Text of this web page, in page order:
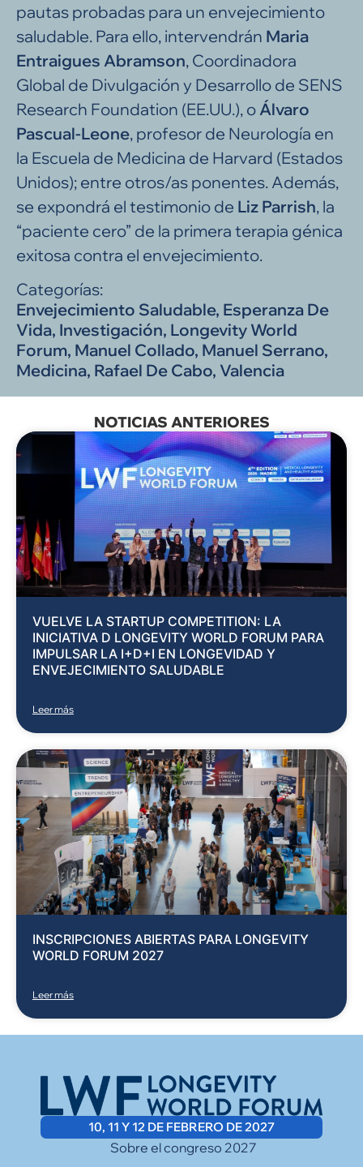
pautas probadas para un envejecimiento
saludable. Para ello, intervendrán Maria
Entraigues Abramson, Coordinadora
Global de Divulgación y Desarrollo de SENS
Research Foundation (EE.UU.), o Álvaro
Pascual-Leone, profesor de Neurología en
la Escuela de Medicina de Harvard (Estados
Unidos); entre otros/as ponentes. Además,
se expondrá el testimonio de Liz Parrish, la
“paciente cero” de la primera terapia génica
exitosa contra el envejecimiento.
Categorías:
Envejecimiento Saludable, Esperanza De
Vida, Investigación, Longevity World
Forum, Manuel Collado, Manuel Serrano,
Medicina, Rafael De Cabo, Valencia
NOTICIAS ANTERIORES
VUELVE LA STARTUP COMPETITION: LA
INICIATIVA D LONGEVITY WORLD FORUM PARA
IMPULSAR LA I+D+I EN LONGEVIDAD Y
ENVEJECIMIENTO SALUDABLE
Leer más
INSCRIPCIONES ABIERTAS PARA LONGEVITY
WORLD FORUM 2027
Leer más
10, 11 Y 12 DE FEBRERO DE 2027
Sobre el congreso 2027